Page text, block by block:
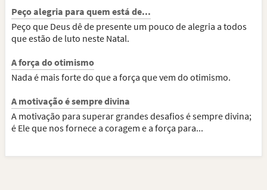
Peço alegria para quem está de...
Peço que Deus dê de presente um pouco de alegria a todos
que estão de luto neste Natal.
A força do otimismo
Nada é mais forte do que a força que vem do otimismo.
A motivação é sempre divina
A motivação para superar grandes desafios é sempre divina;
é Ele que nos fornece a coragem e a força para...